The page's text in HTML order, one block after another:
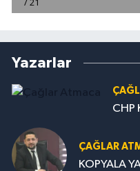
Yazarlar
CHP
ÇAĞLAR
KOPYALA